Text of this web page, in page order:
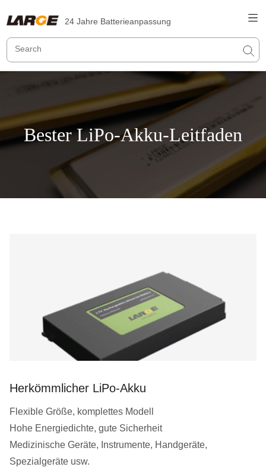
24 Jahre Batterieanpassung
Bester LiPo-Akku-Leitfaden
Herkömmlicher LiPo-Akku
Flexible Größe, komplettes Modell
Hohe Energiedichte, gute Sicherheit
Medizinische Geräte, Instrumente, Handgeräte,
Spezialgeräte usw.